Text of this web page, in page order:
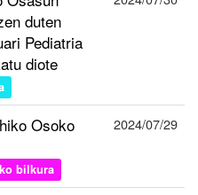
duten
Pediatria
diote
Osoko
bilkura
2024/07/29